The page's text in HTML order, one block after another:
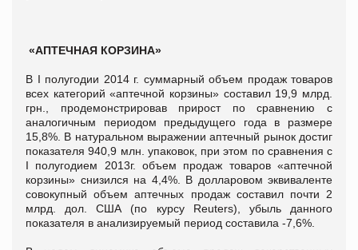
«АПТЕЧНАЯ КОРЗИНА»
В I полугодии 2014 г. суммарный объем продаж товаров
всех категорий «аптечной корзины» составил 19,9 млрд.
грн., продемонстрировав прирост по сравнению с
аналогичным периодом предыдущего года в размере
15,8%. В натуральном выражении аптечный рынок достиг
показателя 940,9 млн. упаковок, при этом по сравнения с
I полугодием 2013г. объем продаж товаров «аптечной
корзины» снизился на 4,4%. В долларовом эквиваленте
совокупный объем аптечных продаж составил почти 2
млрд. дол. США (по курсу Reuters), убыль данного
показателя в анализируемый период составила -7,6%.